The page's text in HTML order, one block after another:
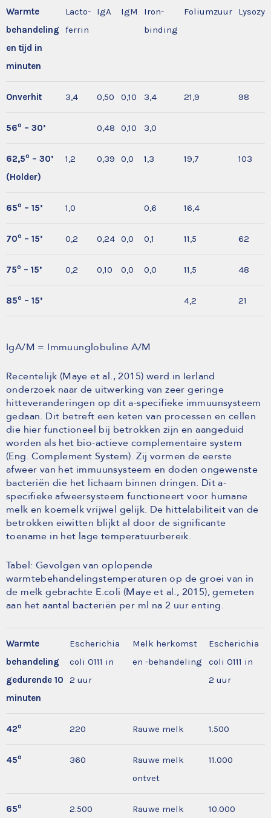
Warmte
behandeling
en tijd in
minuten
Lacto-
ferrin
IgA IgM
Iron-
binding
Foliumzuur
Onverhit 3,4 0,50 0,10 3,4 21,9 98
56o – 30’ 0,48 0,10 3,0
62,5o – 30’
(Holder)
1,2 0,39 0,0 1,3 19,7 103
65o – 15’ 1,0 0,6 16,4
70o – 15’ 0,2 0,24 0,0 0,1 11,5 62
75o – 15’ 0,2 0,10 0,0 0,0 11,5 48
85o – 15’ 4,2 21
IgA/M = Immuunglobuline A/M
Recentelijk (Maye et al., 2015) werd in Ierland
onderzoek naar de uitwerking van zeer geringe
hitteveranderingen op dit a-specifieke immuunsysteem
gedaan. Dit betreft een keten van processen en cellen
die hier functioneel bij betrokken zijn en aangeduid
worden als het bio-actieve complementaire system
(Eng. Complement System). Zij vormen de eerste
afweer van het immuunsysteem en doden ongewenste
bacteriën die het lichaam binnen dringen. Dit a-
specifieke afweersysteem functioneert voor humane
melk en koemelk vrijwel gelijk. De hittelabiliteit van de
betrokken eiwitten blijkt al door de significante
toename in het lage temperatuurbereik.
Tabel: Gevolgen van oplopende
warmtebehandelingstemperaturen op de groei van in
de melk gebrachte E.coli (Maye et al., 2015), gemeten
aan het aantal bacteriën per ml na 2 uur enting.
Warmte
behandeling
gedurende 10
minuten
Escherichia
coli O111 in
2 uur
Melk herkomst
en -behandeling
Escherichia
coli O111 in
2 uur
42o 220 Rauwe melk 1.500
45o 360
Rauwe melk
ontvet
11.000
65o 2.500 Rauwe melk 10.000